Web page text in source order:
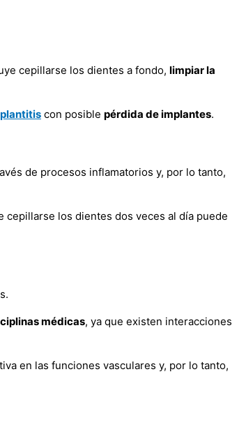
cepillarse los dientes a fondo, limpiar la
con posible pérdida de implantes.
de procesos inflamatorios y, por lo tanto,
cepillarse los dientes dos veces al día puede
médicas, ya que existen interacciones
en las funciones vasculares y, por lo tanto,